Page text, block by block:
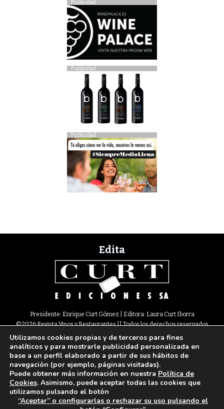
Publicidad
Publicidad
Publicidad
Edita
Presidente: Enrique Curt Gómez | Editora: Laura Curt Iborra
©2026 Revista Vinos y Restaurantes || Todos los derechos reservados
Newsletter Nota legal Política de Cookies Suscripción
Contacto
Paseo de Gracia, 63. 1º 2ª. 08008 Barcelona |933 180 101¦ Fax 933 183 505
Select Language ▼
Utilizamos cookies propias y de terceros para fines
analíticos y para mostrarle publicidad personalizada en
base a un perfil elaborado a partir de sus hábitos de
navegación (por ejemplo, páginas visitadas).
Puede obtener más información en nuestra Política de
Cookies. Asimismo, puede aceptar todas las cookies que
utilizamos pulsando el botón
“Aceptar” o configurarlas o rechazar su uso pulsando el